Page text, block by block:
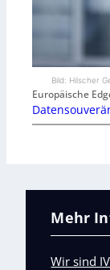
Bild: Hilscher
Europäische
Mehr
Wir sind